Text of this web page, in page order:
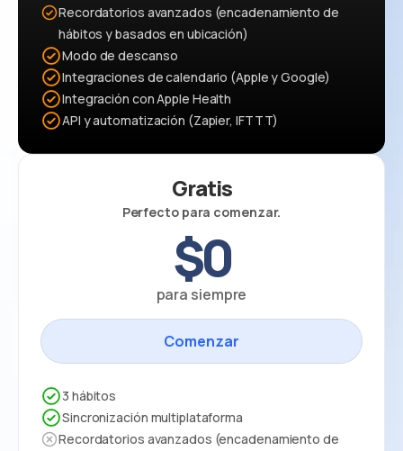
Gratis
Perfecto para comenzar.
$0
para siempre
Comenzar
3 hábitos
Sincronización multiplataforma
Recordatorios avanzados (encadenamiento de
Recordatorios avanzados (encadenamiento de
hábitos y basados en ubicación)
Modo de descanso
Integraciones de calendario (Apple y Google)
Integración con Apple Health
API y automatización (Zapier, IFTTT)